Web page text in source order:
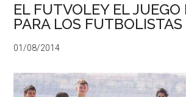
EL FUTVOLEY EL JUEGO
PARA LOS FUTBOLISTAS
01/08/2014